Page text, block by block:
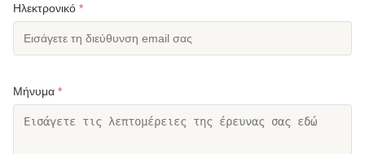
Ηλεκτρονικό *
Μήνυμα *